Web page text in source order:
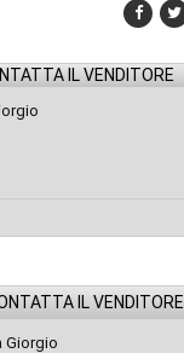
IL VENDITORE
IL VENDITORE
Giorgio